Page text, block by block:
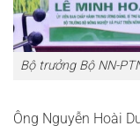
Bộ trưởng Bộ NN-
Ông Nguyễn Hoài